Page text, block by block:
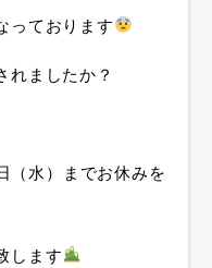
っております
れましたか？
（水）までお休みを
します